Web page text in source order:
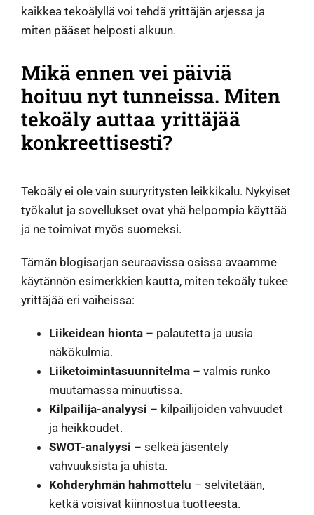
kaikkea tekoälyllä voi tehdä yrittäjän arjessa ja
miten pääset helposti alkuun.
Mikä ennen vei päiviä
hoituu nyt tunneissa. Miten
tekoäly auttaa yrittäjää
konkreettisesti?
Tekoäly ei ole vain suuryritysten leikkikalu. Nykyiset
työkalut ja sovellukset ovat yhä helpompia käyttää
ja ne toimivat myös suomeksi.
Tämän blogisarjan seuraavissa osissa avaamme
käytännön esimerkkien kautta, miten tekoäly tukee
yrittäjää eri vaiheissa:
Liikeidean hionta– palautetta ja uusia
näkökulmia.
Liiketoimintasuunnitelma– valmis runko
muutamassa minuutissa.
Kilpailija-analyysi – kilpailijoiden vahvuudet
ja heikkoudet.
SWOT-analyysi – selkeä jäsentely
vahvuuksista ja uhista.
Kohderyhmän hahmottelu – selvitetään,
ketkä voisivat kiinnostua tuotteesta.